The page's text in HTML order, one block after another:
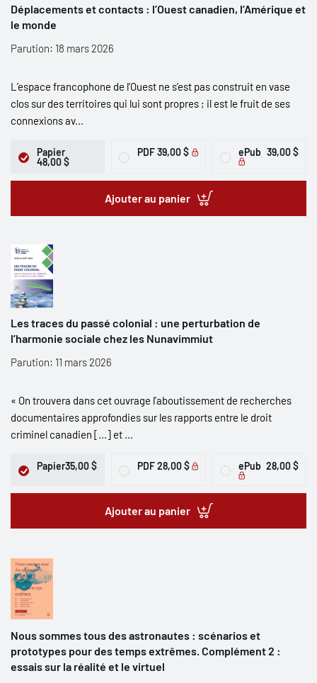
Déplacements et contacts : l’Ouest canadien, l’Amérique et
le monde
Parution: 18 mars 2026
L’espace francophone de l’Ouest ne s’est pas construit en vase
clos sur des territoires qui lui sont propres ; il est le fruit de ses
connexions av...
Papier
48,00 $
PDF 39,00 $ ePub 39,00 $
Ajouter au panier
Les traces du passé colonial : une perturbation de
l’harmonie sociale chez les Nunavimmiut
Parution: 11 mars 2026
« On trouvera dans cet ouvrage l’aboutissement de recherches
documentaires approfondies sur les rapports entre le droit
criminel canadien [...] et ...
Papier35,00 $ PDF28,00 $ ePub 28,00 $
Ajouter au panier
Nous sommes tous des astronautes : scénarios et
prototypes pour des temps extrêmes. Complément 2 :
essais sur la réalité et le virtuel